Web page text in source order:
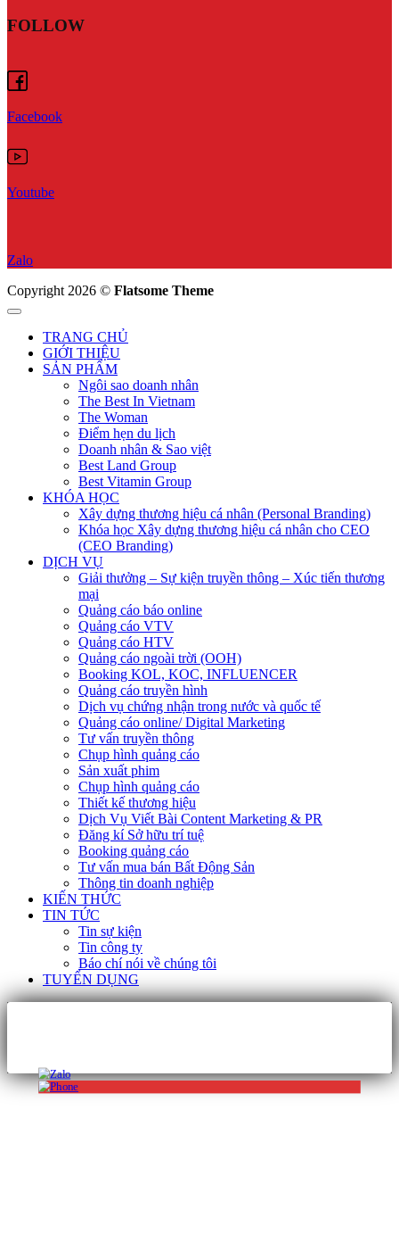
FOLLOW
Facebook
Youtube
Zalo
Copyright 2026 © Flatsome Theme
TRANG CHỦ
GIỚI THIỆU
SẢN PHẨM
Ngôi sao doanh nhân
The Best In Vietnam
The Woman
Điểm hẹn du lịch
Doanh nhân & Sao việt
Best Land Group
Best Vitamin Group
KHÓA HỌC
Xây dựng thương hiệu cá nhân (Personal Branding)
Khóa học Xây dựng thương hiệu cá nhân cho CEO
(CEO Branding)
DỊCH VỤ
Giải thưởng – Sự kiện truyền thông – Xúc tiến thương
mại
Quảng cáo báo online
Quảng cáo VTV
Quảng cáo HTV
Quảng cáo ngoài trời (OOH)
Booking KOL, KOC, INFLUENCER
Quảng cáo truyền hình
Dịch vụ chứng nhận trong nước và quốc tế
Quảng cáo online/ Digital Marketing
Tư vấn truyền thông
Chụp hình quảng cáo
Sản xuất phim
Chụp hình quảng cáo
Thiết kế thương hiệu
Dịch Vụ Viết Bài Content Marketing & PR
Đăng kí Sở hữu trí tuệ
Booking quảng cáo
Tư vấn mua bán Bất Động Sản
Thông tin doanh nghiệp
KIẾN THỨC
TIN TỨC
Tin sự kiện
Tin công ty
Báo chí nói về chúng tôi
TUYỂN DỤNG